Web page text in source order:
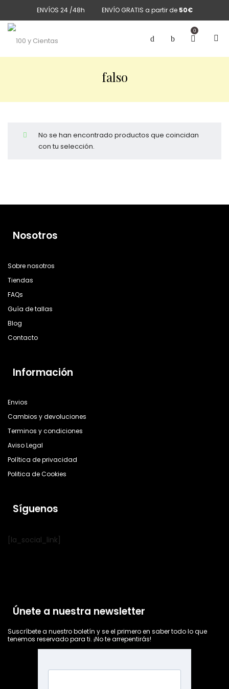
ENVÍOS 24 /48h ENVÍO GRATIS a partir de 50€
0
falso
No se han encontrado productos que coincidan
con tu selección.
Nosotros
Sobre nosotros
Tiendas
FAQs
Guía de tallas
Blog
Contacto
Información
Envios
Cambios y devoluciones
Terminos y condiciones
Aviso Legal
Política de privacidad
Politica de Cookies
Síguenos
[la_social_link]
Únete a nuestra newsletter
Suscríbete a nuestro boletín y se el primero en saber todo lo que
tenemos reservado para ti. ¡No te arrepentirás!